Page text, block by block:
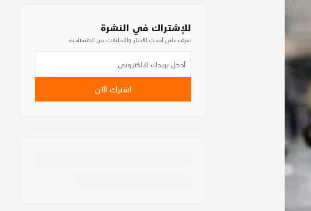
للإشتراك في النشرة
تعرف على أحدث الأخبار والتحليلات من الاقتصادية
اشترك الآن